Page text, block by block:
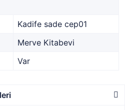
Kadife sade cep01
Merve Kitabevi
Var